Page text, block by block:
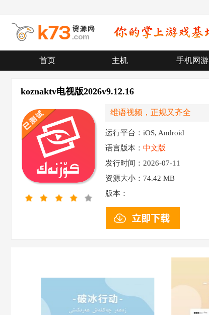
首页 主机 手机网游
koznaktv电视版2026v9.12.16
维语视频，正规又齐全
运行平台：iOS, Android
语言版本： 中文版
发行时间：2026-07-11
资源大小： 74.42 MB
版本：